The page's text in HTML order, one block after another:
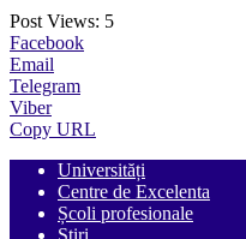
Post Views: 5
Facebook
Email
Telegram
Viber
Copy URL
Universități
Centre de Excelenta
Școli profesionale
Știri